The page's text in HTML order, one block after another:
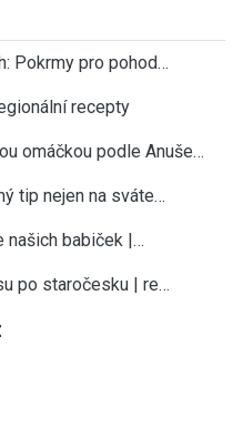
Pokrmy pro pohod…
recepty
omáčkou podle Anuše…
tip nejen na sváte…
našich babiček |…
po staročesku | re…